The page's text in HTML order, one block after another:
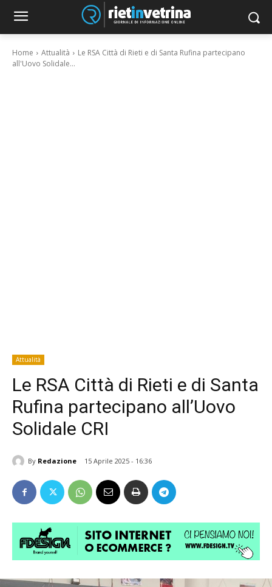
Home Attualità
Le RSA Città di Rieti e di Santa Rufina partecipano
all'Uovo Solidale...
Attualità
Le RSA Città di Rieti e di Santa
Rufina partecipano all’Uovo
Solidale CRI
By Redazione 15 Aprile 2025 - 16:36